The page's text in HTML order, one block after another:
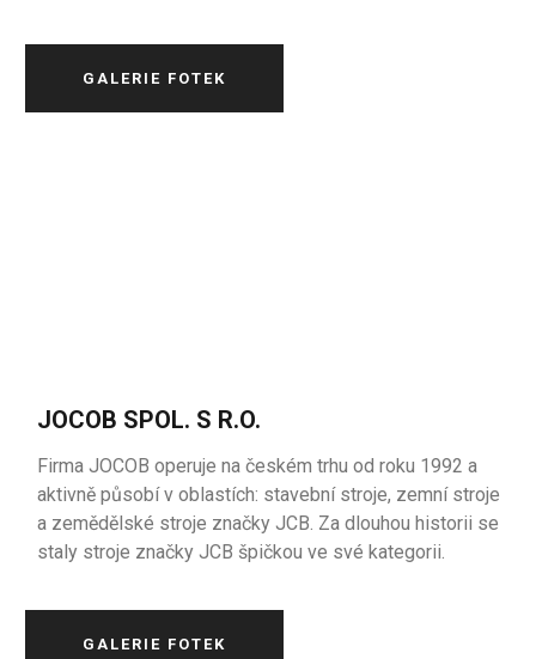
GALERIE FOTEK
JOCOB SPOL. S R.O.
Firma JOCOB operuje na českém trhu od roku 1992 a
aktivně působí v oblastích: stavební stroje, zemní stroje
a zemědělské stroje značky JCB. Za dlouhou historii se
staly stroje značky JCB špičkou ve své kategorii.
GALERIE FOTEK